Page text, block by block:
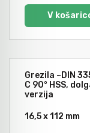
V
Grezila ~DIN
C 90° HSS,
verzija
16,5 x 112 mm